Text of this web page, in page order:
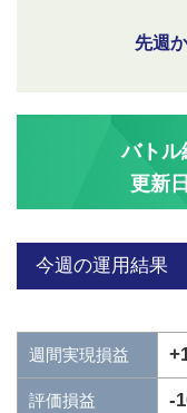
先週
バトル
更新
今週の運用結果
週間実現損益
評価損益 -